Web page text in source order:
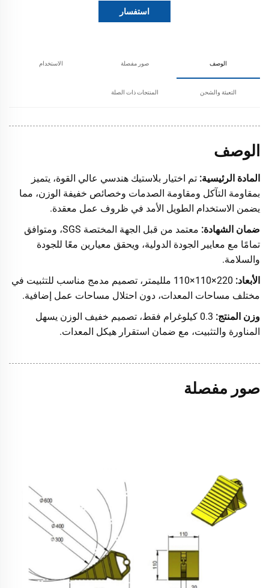
استفسار
الوصف صور مفصلة الاستخدام
التعبئة والشحن المنتجات ذات الصلة
الوصف
المادة الرئيسية: تم اختيار بلاستيك هندسي عالي القوة، يتميز
بمقاومة التآكل ومقاومة الصدمات وخصائص خفيفة الوزن، مما
يضمن الاستخدام الطويل الأمد في ظروف عمل معقدة.
ضمان الشهادة:
معتمد من قبل الجهة المختصة SGS، ومتوافق
تمامًا مع معايير الجودة الدولية، ويحقق معيارين معًا للجودة
والسلامة.
الأبعاد:
220×110×110 ملليمتر، تصميم مدمج مناسب للتثبيت في
مختلف مساحات المعدات، دون احتلال مساحات عمل إضافية.
وزن المنتج:
0.3 كيلوغرام فقط، تصميم خفيف الوزن يسهل
المناورة والتثبيت، مع ضمان استقرار هيكل المعدات.
صور مفصلة